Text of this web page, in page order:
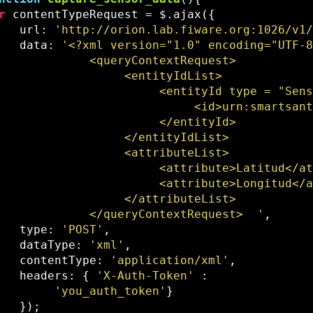
contentTypeRequest = $.ajax({
url:
'http://orion.lab.fiware.org:1026/v1/
data:
'<?xml version="1.0"
<queryContextRequest>
<entityIdList>
<entityId type =
</entityId>
</entityIdList>
<attributeList>
<attribute>Latitud</
</attributeList>
</queryContextRequest>  '
,
type:
'POST' ,
dataType:
'xml' ,
contentType:
'application/xml' ,
headers: {
'X-Auth-Token'
:
'you_auth_token' }
});